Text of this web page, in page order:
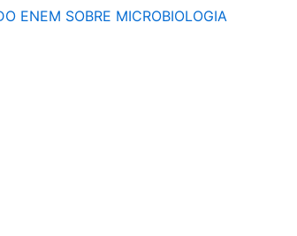
ENEM SOBRE MICROBIOLOGIA